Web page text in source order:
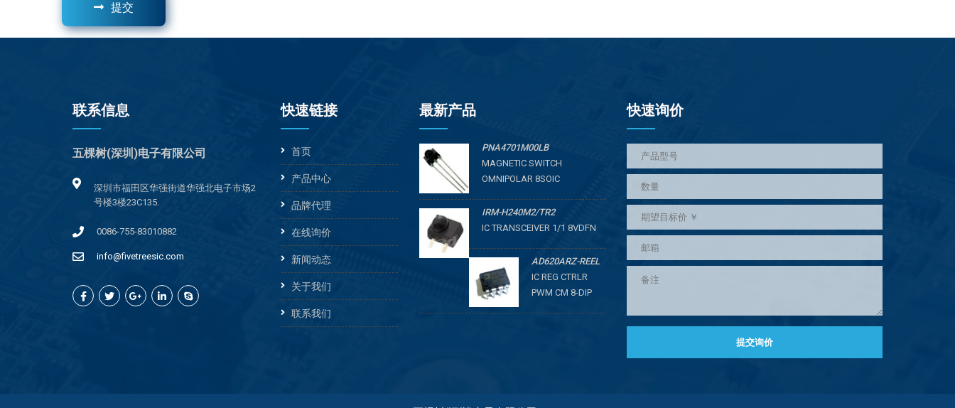
提交
联系信息
五棵树(深圳)电子有限公司
深圳市福田区华强街道华强北电子市场2
号楼3楼23C135.
0086-755-83010882
info@fivetreesic.com
快速链接
首页
产品中心
品牌代理
在线询价
新闻动态
关于我们
联系我们
最新产品
PNA4701M00LB
MAGNETIC SWITCH
OMNIPOLAR 8SOIC
IRM-H240M2/TR2
IC TRANSCEIVER 1/1 8VDFN
AD620ARZ-REEL
IC REG CTRLR
PWM CM 8-DIP
快速询价
提交询价